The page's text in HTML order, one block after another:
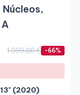
Núcleos,
1 999,00 € -66%
(2020)